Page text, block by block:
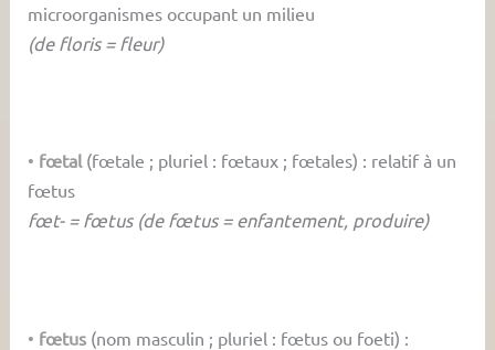
microorganismes occupant un milieu
(de floris = fleur)
• fœtal(fœtale ; pluriel : fœtaux ; fœtales) : relatif à un
fœtus
fœt- = fœtus (de fœtus = enfantement, produire)
• fœtus (nom masculin ; pluriel : fœtus ou foeti) :